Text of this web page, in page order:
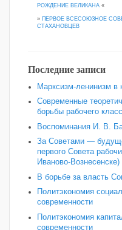
РОЖДЕНИЕ ВЕЛИКАНА «
» ПЕРВОЕ ВСЕСОЮЗНОЕ
СТАХАНОВЦЕВ
Последние записи
Марксизм-ленинизм в
Современные
борьбы рабочего
Воспоминания И. В.
За Советами —
первого Совета
Иваново‑Вознесенске)
В борьбе за власть
Политэкономия
современности
Политэкономия
современности